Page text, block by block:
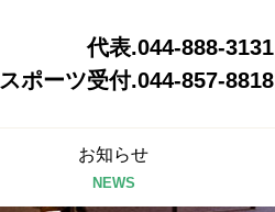
代表.044-888-3131
スポーツ受付.044-857-8818
お知らせ
NEWS